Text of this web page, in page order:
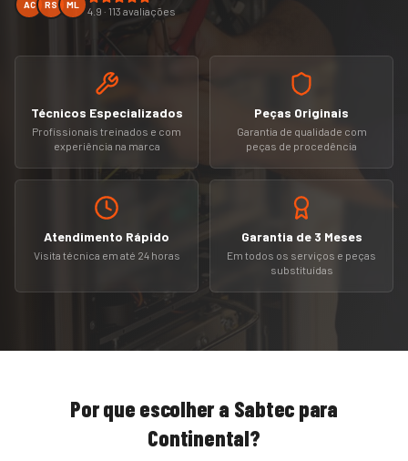
AC RS ML
4.9 · 113 avaliações
Técnicos Especializados
Profissionais treinados e com
experiência na marca
Peças Originais
Garantia de qualidade com
peças de procedência
Atendimento Rápido
Visita técnica em até 24 horas
Garantia de 3 Meses
Em todos os serviços e peças
substituídas
Por que escolher a Sabtec para
Continental?